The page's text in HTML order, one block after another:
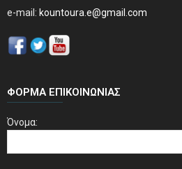
e-mail: kountoura.e@gmail.com
ΦΌΡΜΑ ΕΠΙΚΟΙΝΩΝΊΑΣ
Όνομα: